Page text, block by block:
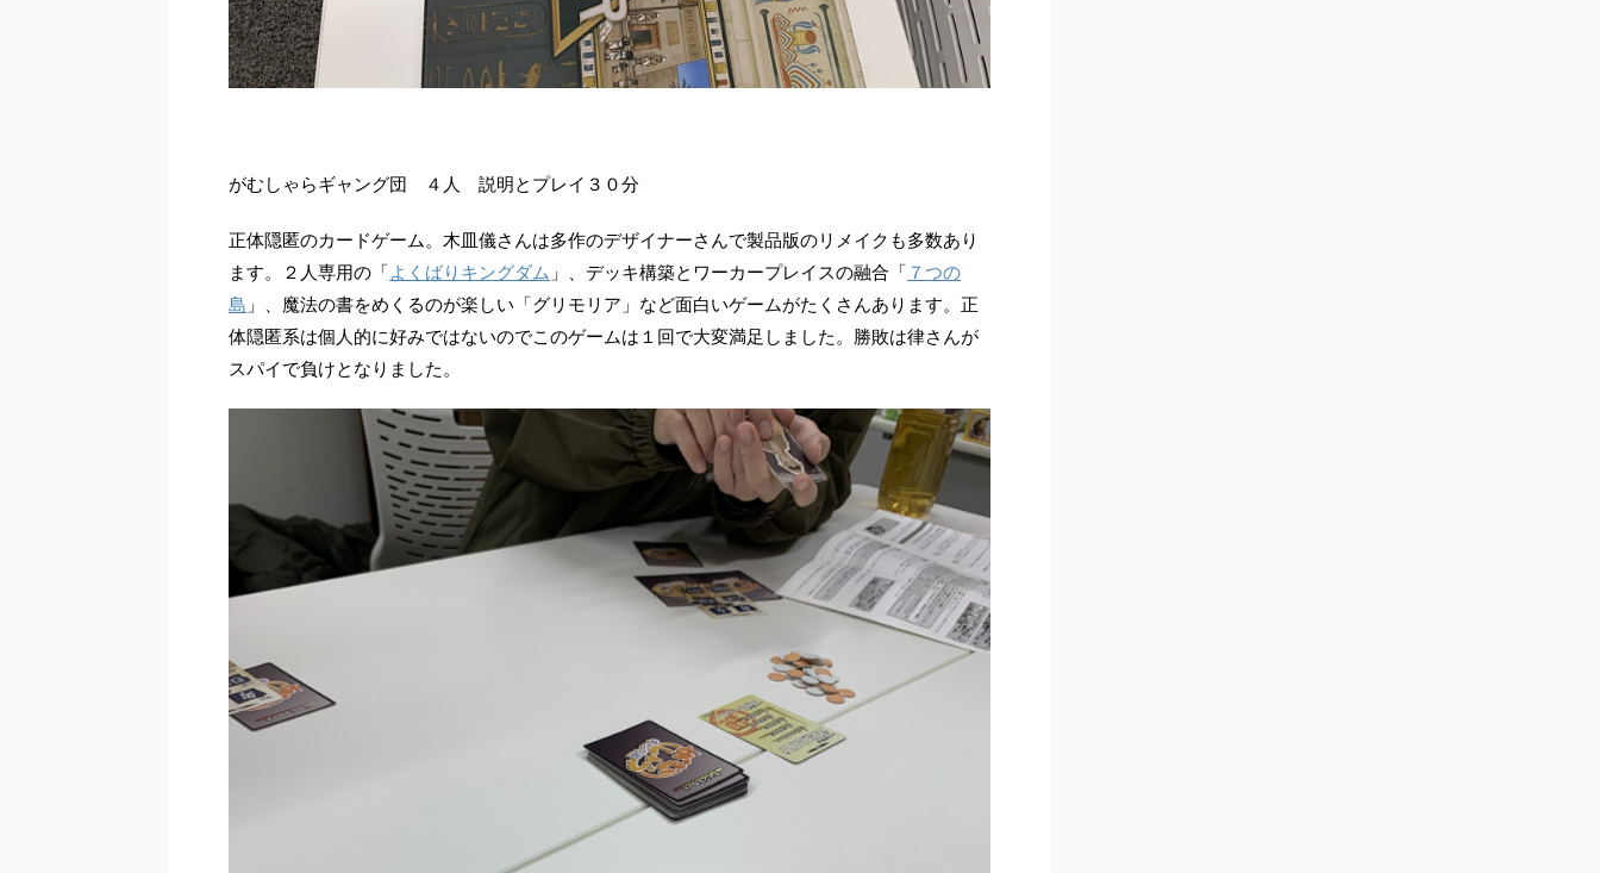
がむしゃらギャング団 ４人 説明とプレイ３０分
正体隠匿のカードゲーム。木皿儀さんは多作のデザイナーさんで製品版のリメイクも多数あり
ます。２人専用の「よくばりキングダム 」、デッキ構築とワーカープレイスの融合「 ７つの
島 」、魔法の書をめくるのが楽しい「グリモリア」など面白いゲームがたくさんあります。正
体隠匿系は個人的に好みではないのでこのゲームは１回で大変満足しました。勝敗は律さんが
スパイで負けとなりました。